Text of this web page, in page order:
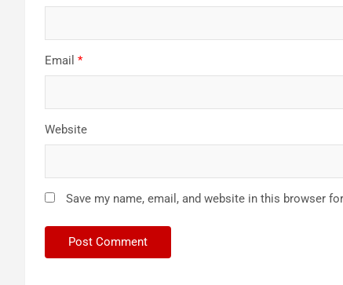
Email *
Website
Save my name, email, and website in this browser